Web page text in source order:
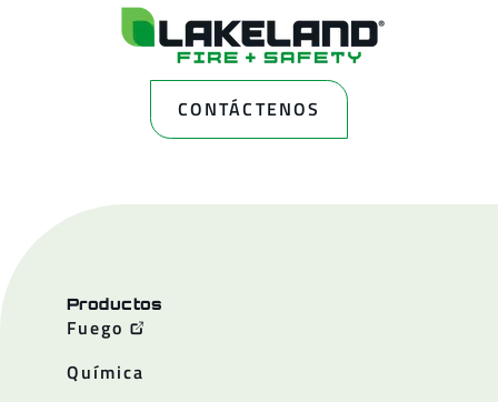
CONTÁCTENOS
Productos
Fuego
Química